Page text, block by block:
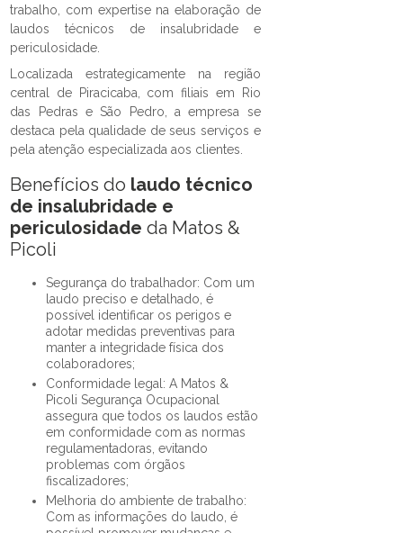
trabalho, com expertise na elaboração de
laudos técnicos de insalubridade e
periculosidade.
Localizada estrategicamente na região
central de Piracicaba, com filiais em Rio
das Pedras e São Pedro, a empresa se
destaca pela qualidade de seus serviços e
pela atenção especializada aos clientes.
Benefícios do laudo técnico
de insalubridade e
periculosidade da Matos &
Picoli
Segurança do trabalhador: Com um
laudo preciso e detalhado, é
possível identificar os perigos e
adotar medidas preventivas para
manter a integridade física dos
colaboradores;
Conformidade legal: A Matos &
Picoli Segurança Ocupacional
assegura que todos os laudos estão
em conformidade com as normas
regulamentadoras, evitando
problemas com órgãos
fiscalizadores;
Melhoria do ambiente de trabalho:
Com as informações do laudo, é